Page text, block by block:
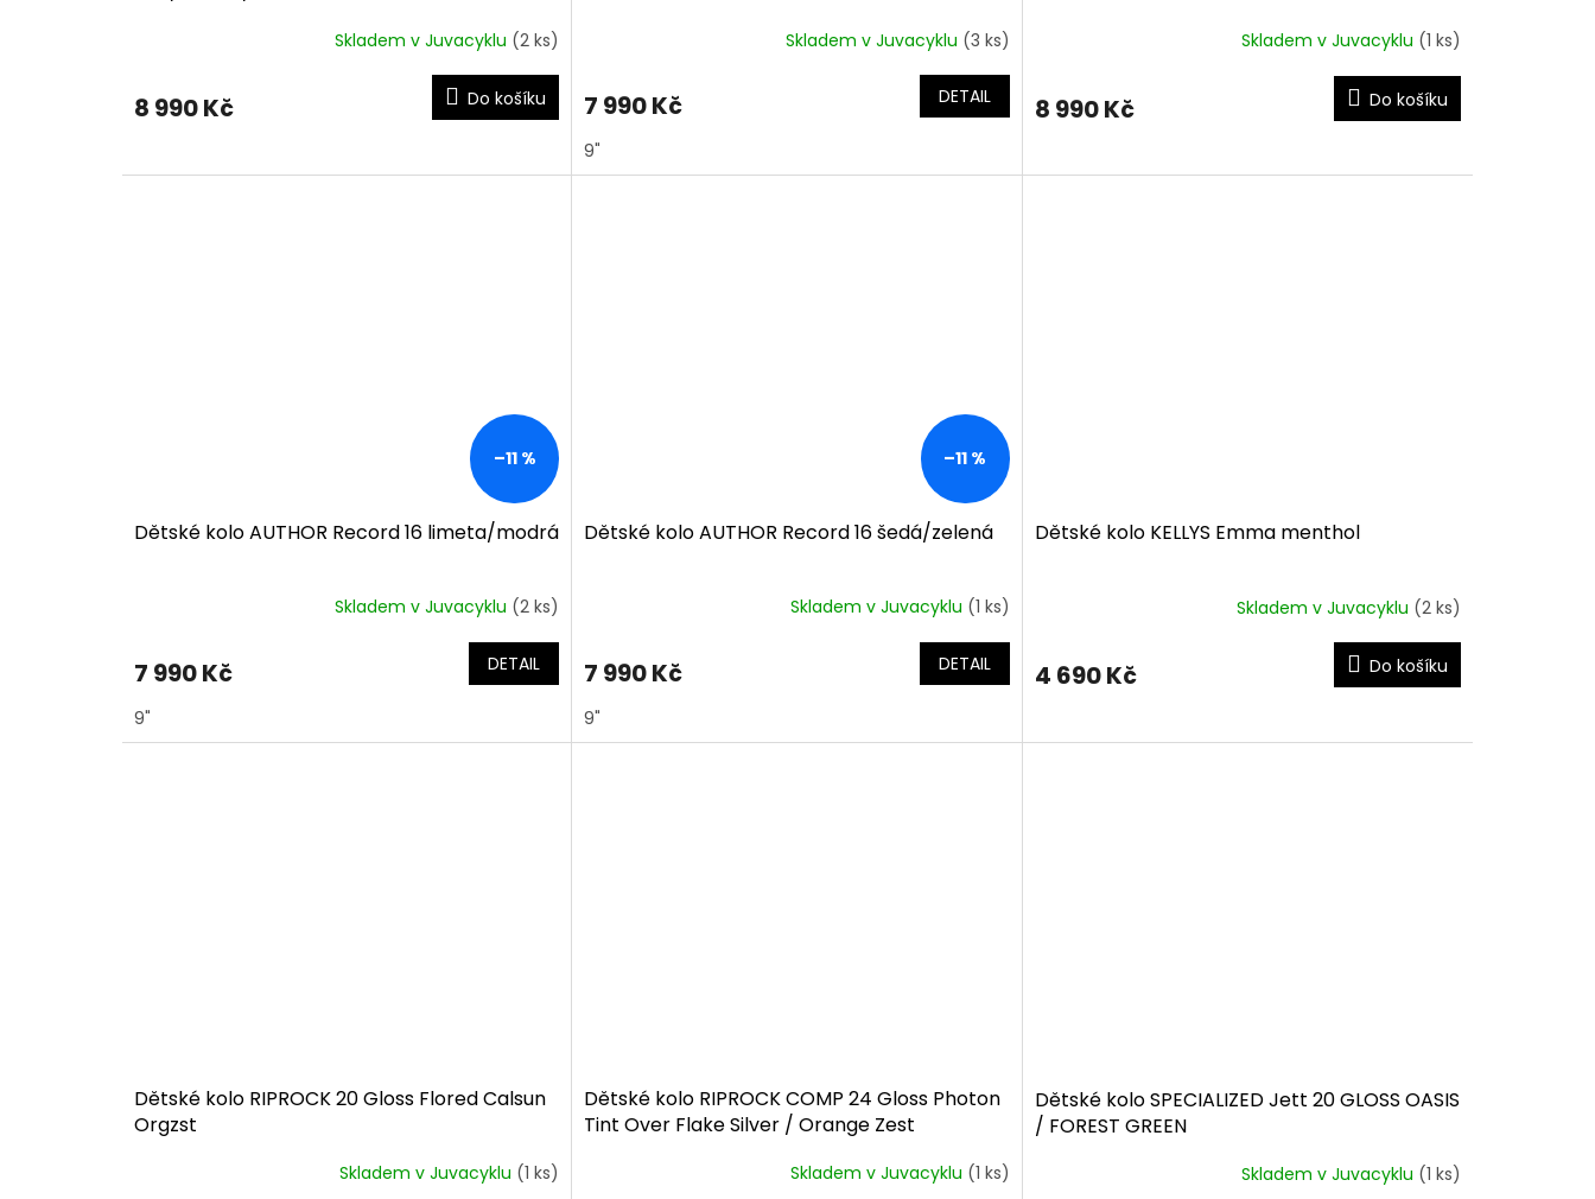
Skladem v Juvacyklu (2 ks)
8 990 Kč Do košíku
Skladem v Juvacyklu (3 ks)
7 990 Kč DETAIL
9"
Skladem v Juvacyklu (1 ks)
8 990 Kč Do košíku
–11 %
Dětské kolo AUTHOR Record 16 limeta/modrá
Skladem v Juvacyklu (2 ks)
7 990 Kč DETAIL
9"
–11 %
Dětské kolo AUTHOR Record 16 šedá/zelená
Skladem v Juvacyklu (1 ks)
7 990 Kč DETAIL
9"
Dětské kolo KELLYS Emma menthol
Skladem v Juvacyklu (2 ks)
4 690 Kč Do košíku
Dětské kolo RIPROCK 20 Gloss Flored Calsun
Orgzst
Skladem v Juvacyklu (1 ks)
Dětské kolo RIPROCK COMP 24 Gloss Photon
Tint Over Flake Silver / Orange Zest
Skladem v Juvacyklu (1 ks)
Dětské kolo SPECIALIZED Jett 20 GLOSS OASIS
/ FOREST GREEN
Skladem v Juvacyklu (1 ks)